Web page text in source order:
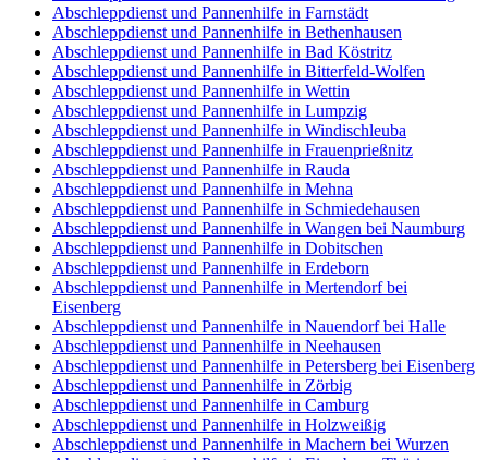
Abschleppdienst und Pannenhilfe in Farnstädt
Abschleppdienst und Pannenhilfe in Bethenhausen
Abschleppdienst und Pannenhilfe in Bad Köstritz
Abschleppdienst und Pannenhilfe in Bitterfeld-Wolfen
Abschleppdienst und Pannenhilfe in Wettin
Abschleppdienst und Pannenhilfe in Lumpzig
Abschleppdienst und Pannenhilfe in Windischleuba
Abschleppdienst und Pannenhilfe in Frauenprießnitz
Abschleppdienst und Pannenhilfe in Rauda
Abschleppdienst und Pannenhilfe in Mehna
Abschleppdienst und Pannenhilfe in Schmiedehausen
Abschleppdienst und Pannenhilfe in Wangen bei Naumburg
Abschleppdienst und Pannenhilfe in Dobitschen
Abschleppdienst und Pannenhilfe in Erdeborn
Abschleppdienst und Pannenhilfe in Mertendorf bei
Eisenberg
Abschleppdienst und Pannenhilfe in Nauendorf bei Halle
Abschleppdienst und Pannenhilfe in Neehausen
Abschleppdienst und Pannenhilfe in Petersberg bei Eisenberg
Abschleppdienst und Pannenhilfe in Zörbig
Abschleppdienst und Pannenhilfe in Camburg
Abschleppdienst und Pannenhilfe in Holzweißig
Abschleppdienst und Pannenhilfe in Machern bei Wurzen